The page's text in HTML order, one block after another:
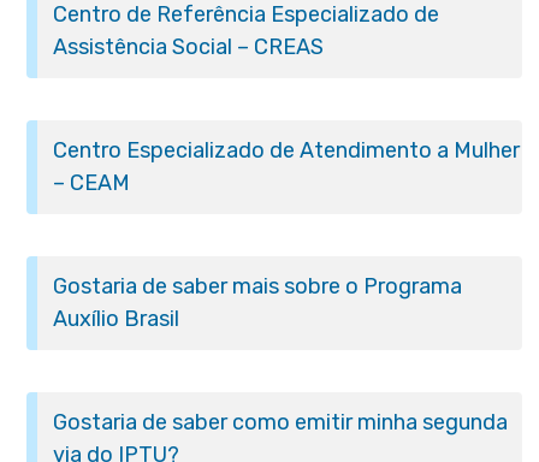
Centro de Referência Especializado de
Assistência Social – CREAS
Centro Especializado de Atendimento a Mulher
– CEAM
Gostaria de saber mais sobre o Programa
Auxílio Brasil
Gostaria de saber como emitir minha segunda
via do IPTU?